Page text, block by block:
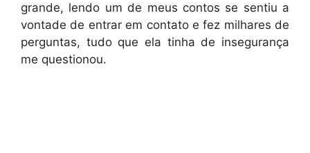
grande, lendo um de meus contos se sentiu a
vontade de entrar em contato e fez milhares de
perguntas, tudo que ela tinha de insegurança
me questionou.